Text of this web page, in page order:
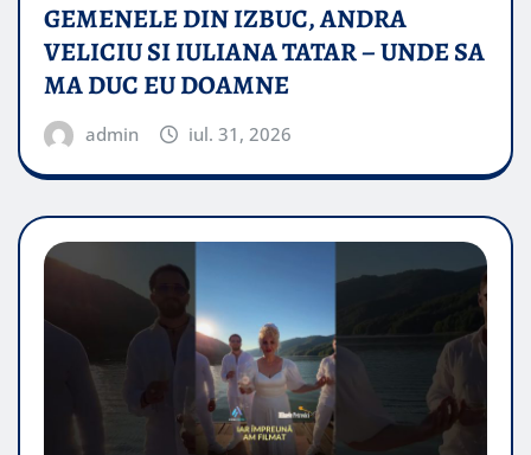
GEMENELE DIN IZBUC, ANDRA
VELICIU SI IULIANA TATAR – UNDE SA
MA DUC EU DOAMNE
admin iul. 31, 2026